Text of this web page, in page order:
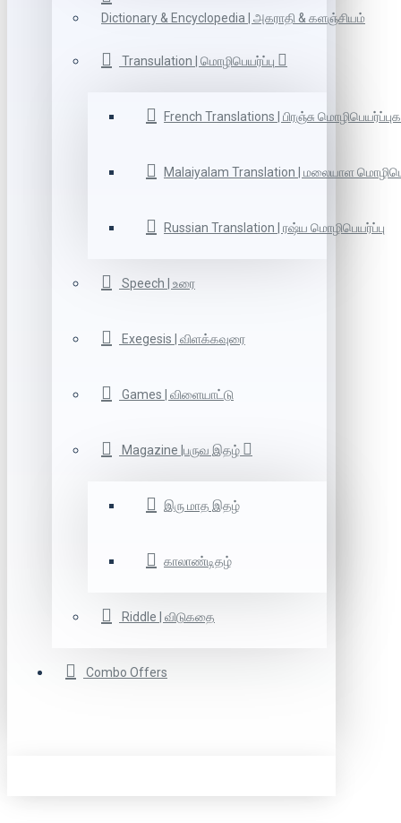
Dictionary & Encyclopedia | அகராதி & களஞ்சியம்
Transulation | மொழிபெயர்ப்பு
French Translations | பிரஞ்சு
Malaiyalam Translation | மலையாள
Russian Translation | ரஷ்ய மொழிபெயர்ப்பு
Speech | உரை
Exegesis | விளக்கவுரை
Games | விளையாட்டு
Magazine |பருவ இதழ்
இரு மாத இதழ்
காலாண்டிதழ்
Riddle | விடுகதை
Combo Offers